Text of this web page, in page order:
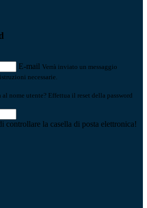
E-mail Verrà inviato un messaggio
necessarie.
nome utente? Effettua il reset della password
controllare la casella di posta elettronica!